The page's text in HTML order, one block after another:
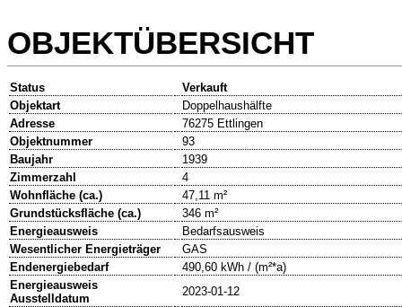
OBJEKTÜBERSICHT
Status
Verkauft
Objektart
Doppelhaushälfte
Adresse
76275 Ettlingen
Objektnummer
93
Baujahr
1939
Zimmerzahl
4
Wohnfläche (ca.)
47,11 m²
Grundstücksfläche (ca.)
346 m²
Energieausweis
Bedarfsausweis
Wesentlicher Energieträger
GAS
Endenergiebedarf
490,60 kWh / (m²*a)
Energieausweis
Ausstelldatum
2023-01-12